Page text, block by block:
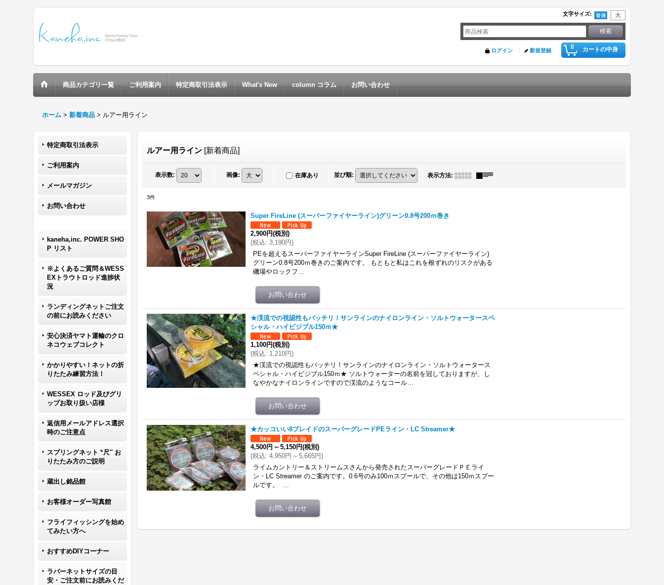
文字サイズ:
0 カートの中身
ログイン 新規登録
商品カテゴリ一覧 ご利用案内 特定商取引法表示 What's New column コラム お問い合わせ
ホーム > 新着商品 > ルアー用ライン
特定商取引法表示
ご利用案内
メールマガジン
お問い合わせ
kaneha,inc. POWER SHO
P リスト
※よくあるご質問＆WESS
EXトラウトロッド進捗状
況
ランディングネットご注文
の前にお読みください
安心決済ヤマト運輸のクロ
ネコウェブコレクト
かかりやすい！ネットの折
りたたみ練習方法！
WESSEX ロッド及びグリ
ップお取り扱い店様
返信用メールアドレス選択
時のご注意点
スプリングネット ‶尺″ お
りたたみ方のご説明
蔵出し銘品館
お客様オーダー写真館
フライフィッシングを始め
てみたい方へ
おすすめDIYコーナー
ラバーネットサイズの目
安・ご注文前にお読みくだ
ルアー用ライン [新着商品]
表示数: 画像: 在庫あり 並び順: 表示方法:
3件
Super FireLine (スーパーファイヤーライン)グリーン0.8号200ｍ巻き
2,900円(税別)
(税込: 3,190円)
PEを超えるスーパーファイヤーラインSuper FireLine (スーパーファイヤーライン)
グリーン0.8号200ｍ巻きのご案内です。 もともと私はこれを根ずれのリスクがある
磯場やロックフ…
★渓流での視認性もバッチリ！サンラインのナイロンライン・ソルトウォータースペ
シャル・ハイビジブル150ｍ★
1,100円(税別)
(税込: 1,210円)
★渓流での視認性もバッチリ！サンラインのナイロンライン・ソルトウォータース
ペシャル・ハイビジブル150ｍ★ ソルトウォーターの名前を冠しておりますが、し
なやかなナイロンラインですので渓流のようなコール…
★カッコいい8ブレイドのスーパーグレードPEライン・LC Streamer★
4,500円 ～ 5,150円(税別)
(税込: 4,950円 ～ 5,665円)
ライムカントリー＆ストリームスさんから発売されたスーパーグレードＰＥライ
ン・LC Streamer のご案内です。0.6号のみ100ｍスプールで、その他は150ｍスプー
ルです。 …